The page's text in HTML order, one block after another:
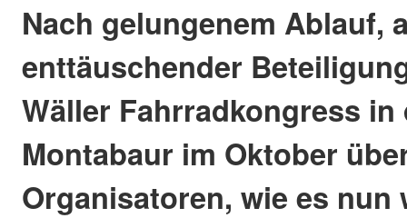
Nach gelungenem Ablauf,
enttäuschender
Wäller Fahrradkongress
Montabaur im Oktober
Organisatoren, wie es nun